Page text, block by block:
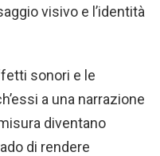
visivo e l’identità
sonori e le
a una narrazione
diventano
di rendere